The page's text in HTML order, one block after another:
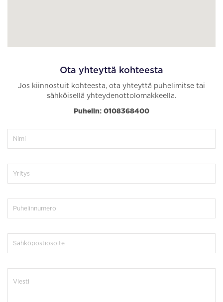
Ota yhteyttä kohteesta
Jos kiinnostuit kohteesta, ota yhteyttä puhelimitse tai
sähköisellä yhteydenottolomakkeella.
Puhelin: 0108368400